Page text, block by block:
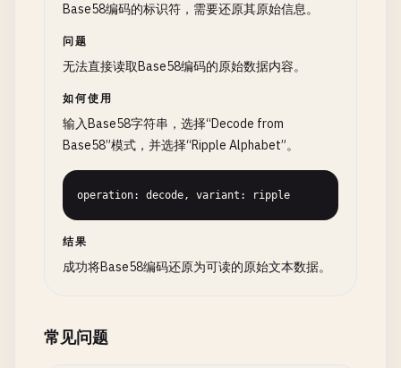
Base58编码的标识符，需要还原其原始信息。
问题
无法直接读取Base58编码的原始数据内容。
如何使用
输入Base58字符串，选择“Decode from
Base58”模式，并选择“Ripple Alphabet”。
operation: decode, variant: ripple
结果
成功将Base58编码还原为可读的原始文本数据。
常见问题